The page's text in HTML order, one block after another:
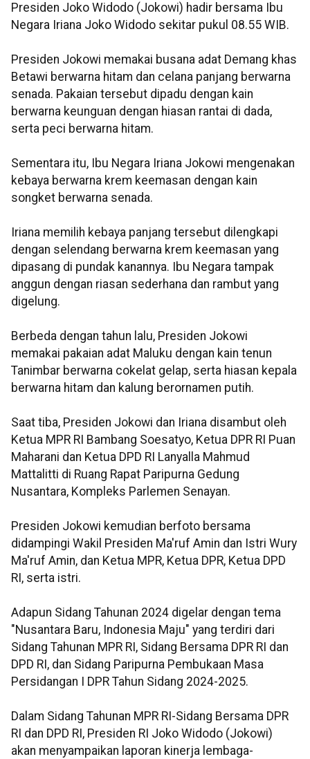
Presiden Joko Widodo (Jokowi) hadir bersama Ibu
Negara Iriana Joko Widodo sekitar pukul 08.55 WIB.
Presiden Jokowi memakai busana adat Demang khas
Betawi berwarna hitam dan celana panjang berwarna
senada. Pakaian tersebut dipadu dengan kain
berwarna keunguan dengan hiasan rantai di dada,
serta peci berwarna hitam.
Sementara itu, Ibu Negara Iriana Jokowi mengenakan
kebaya berwarna krem keemasan dengan kain
songket berwarna senada.
Iriana memilih kebaya panjang tersebut dilengkapi
dengan selendang berwarna krem keemasan yang
dipasang di pundak kanannya. Ibu Negara tampak
anggun dengan riasan sederhana dan rambut yang
digelung.
Berbeda dengan tahun lalu, Presiden Jokowi
memakai pakaian adat Maluku dengan kain tenun
Tanimbar berwarna cokelat gelap, serta hiasan kepala
berwarna hitam dan kalung berornamen putih.
Saat tiba, Presiden Jokowi dan Iriana disambut oleh
Ketua MPR RI Bambang Soesatyo, Ketua DPR RI Puan
Maharani dan Ketua DPD RI Lanyalla Mahmud
Mattalitti di Ruang Rapat Paripurna Gedung
Nusantara, Kompleks Parlemen Senayan.
Presiden Jokowi kemudian berfoto bersama
didampingi Wakil Presiden Ma'ruf Amin dan Istri Wury
Ma'ruf Amin, dan Ketua MPR, Ketua DPR, Ketua DPD
RI, serta istri.
Adapun Sidang Tahunan 2024 digelar dengan tema
"Nusantara Baru, Indonesia Maju" yang terdiri dari
Sidang Tahunan MPR RI, Sidang Bersama DPR RI dan
DPD RI, dan Sidang Paripurna Pembukaan Masa
Persidangan I DPR Tahun Sidang 2024-2025.
Dalam Sidang Tahunan MPR RI-Sidang Bersama DPR
RI dan DPD RI, Presiden RI Joko Widodo (Jokowi)
akan menyampaikan laporan kinerja lembaga-